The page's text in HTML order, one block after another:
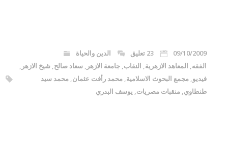
09/10/2009 23 تعليق
الدين والحياة
الفقه, المعاهد الازهرية, النقاب,جامعة الازهر ,سعاد صالح,شيخ الازهر ,
فيديو,مجمع البحوث الاسلامية,محمد رأفت عثمان,محمد سيد
طنطاوي,منقبات مصريات, يوسف البدري